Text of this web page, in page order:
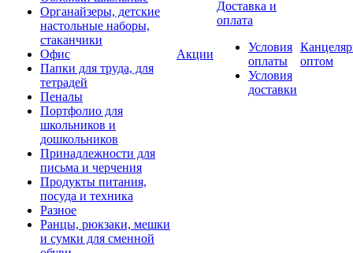
Органайзеры, детские
настольные наборы,
стаканчики
Офис
Папки для труда, для
тетрадей
Пеналы
Портфолио для
школьников и
дошкольников
Принадлежности для
письма и черчения
Продукты питания,
посуда и техника
Разное
Ранцы, рюкзаки, мешки
и сумки для сменной
Акции
Доставка и
оплата
Условия
оплаты
Условия
доставки
оптом